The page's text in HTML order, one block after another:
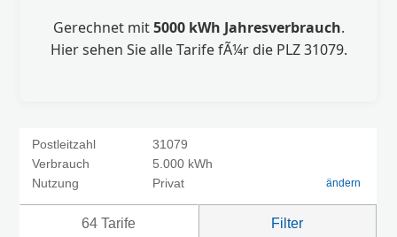
Gerechnet mit5000 kWh Jahresverbrauch.
Hier sehen Sie alle Tarife fÃ¼r die PLZ 31079.